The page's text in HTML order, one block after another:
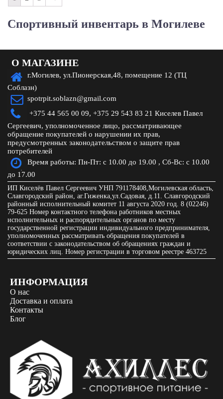
Спортивный инвентарь в Могилеве
О МАГАЗИНЕ
г.Могилев, ул.Пионерская,48, помещение 12 (ТЦ
Соблазн)
spotrpit.soblazn@gmail.com
+375 44 565 00 09, +375 29 543 83 21 Киселев Павел
Сергеевич, уполномоченное лицо, рассматривающее
обращение покупателей о нарушении их прав,
предусмотренных законодательством о защите прав
потребителей
Время работы: Пн-Пт: с 10.00 до 19.00 , Сб-Вс: с 10.00
до 17.00
ИП Киселёв Павел Сергеевич УНП 791178408,Могилевская область,
Славгородский район, аг.Гиженка,ул.Садовая, д.11. Славгородский
районный исполнительный комитет 11 августа 2020 год. 8 (02246)
79-625 Номер контактного телефона работников местных
исполнительных и распорядительных органов по месту
государственной регистрации индивидуального предпринимателя,
уполномоченных рассматривать обращения покупателей в
соответствии с законодательством об обращениях граждан и
юридических лиц. Номер регистрации в торговом реестре 463725
ИНФОРМАЦИЯ
О нас
Доставка и оплата
Контакты
Блог